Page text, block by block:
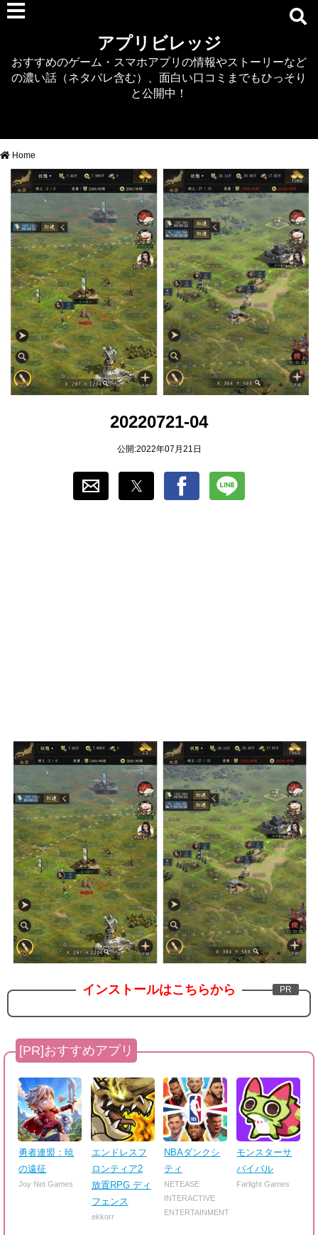
デタリキZ
アナザーエデン
RTS/MOBA
アクション
シミュレーション
牧場婚活
DEAD OR ALIVE XVV
パズル/クイズ
ノベル
おすすめ
ゲーム自動化
アプリビレッジ
おすすめのゲーム・スマホアプリの情報やストーリーなど
の濃い話（ネタバレ含む）、面白い口コミまでもひっそり
と公開中！
Home
20220721-04
公開:2022年07月21日
インストールはこちらから
勇者連盟：暁
の遠征
Joy Net Games
エンドレスフ
ロンティア2
放置RPG ディ
フェンス
ekkorr
NBAダンクシ
ティ
NETEASE
INTERACTIVE
ENTERTAINMENT
モンスターサ
バイバル
Farlight Games